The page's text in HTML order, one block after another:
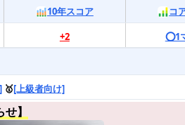
10年スコア
コ
+2 ⭕️1
🥇[上級者向け]
】